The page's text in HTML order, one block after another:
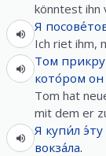
könntest ihn
Я
Ich riet ihm,
Том
кото́ром он
Tom hat
mit dem er
Я купи́л э́ту
вокза́ла.